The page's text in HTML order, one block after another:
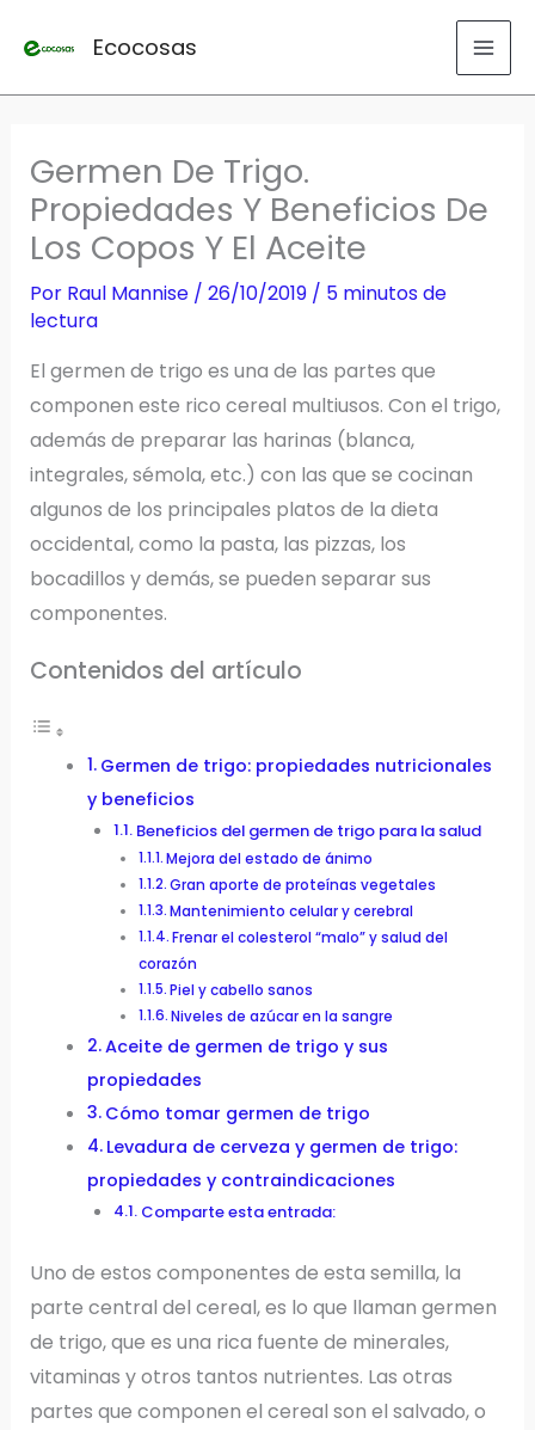
Ecocosas
Germen De Trigo.
Propiedades Y Beneficios De
Los Copos Y El Aceite
Por Raul Mannise / 26/10/2019 / 5 minutos de
lectura
El germen de trigo es una de las partes que
componen este rico cereal multiusos. Con el trigo,
además de preparar las harinas (blanca,
integrales, sémola, etc.) con las que se cocinan
algunos de los principales platos de la dieta
occidental, como la pasta, las pizzas, los
bocadillos y demás, se pueden separar sus
componentes.
Contenidos del artículo
Germen de trigo: propiedades nutricionales
y beneficios
Beneficios del germen de trigo para la salud
Mejora del estado de ánimo
Gran aporte de proteínas vegetales
Mantenimiento celular y cerebral
Frenar el colesterol “malo” y salud del
corazón
Piel y cabello sanos
Niveles de azúcar en la sangre
Aceite de germen de trigo y sus
propiedades
Cómo tomar germen de trigo
Levadura de cerveza y germen de trigo:
propiedades y contraindicaciones
Comparte esta entrada:
Uno de estos componentes de esta semilla, la
parte central del cereal, es lo que llaman germen
de trigo, que es una rica fuente de minerales,
vitaminas y otros tantos nutrientes. Las otras
partes que componen el cereal son el salvado, o